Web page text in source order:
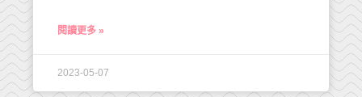
閱讀更多 »
2023-05-07